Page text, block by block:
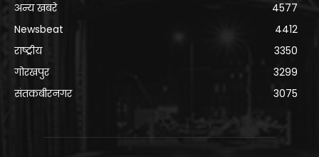
अन्य खबरे
4577
Newsbeat
4412
राष्ट्रीय
3350
गोरखपुर
3299
संतकबीरनगर
3075